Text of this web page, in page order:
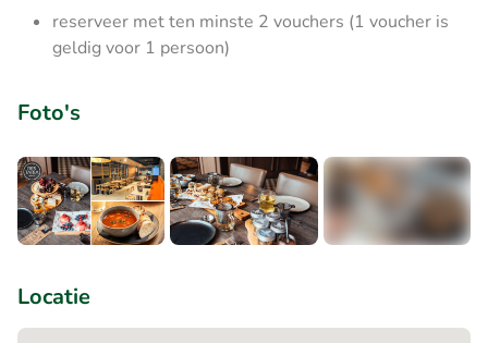
reserveer met ten minste 2 vouchers (1 voucher is
geldig voor 1 persoon)
Foto's
Locatie